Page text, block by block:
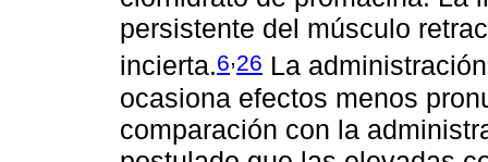
persistente del músculo
incierta.6,26 La
ocasiona efectos menos
comparación con la